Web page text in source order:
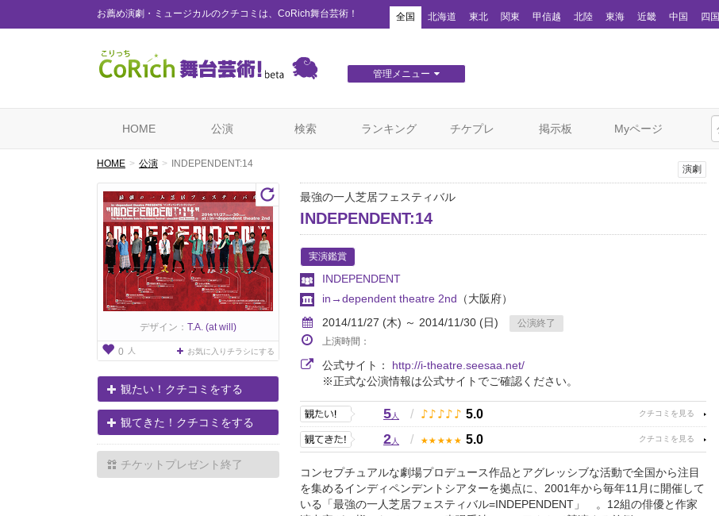
お薦め演劇・ミュージカルのクチコミは、CoRich舞台芸術！ 全国 北海道 東北 関東 甲信越 北陸 東海 近畿 中国 四国
管理メニュー
HOME 公演 検索 ランキング チケプレ 掲示板 Myページ
HOME 公演 INDEPENDENT:14
デザイン： T.A. (at will)
0 人 お気に入りチラシにする
観たい！クチコミをする
観てきた！クチコミをする
チケットプレゼント終了
演劇
最強の一人芝居フェスティバル
INDEPENDENT:14
実演鑑賞
INDEPENDENT
in→dependent theatre 2nd （大阪府）
2014/11/27 (木) ～ 2014/11/30 (日)
公演終了
上演時間：
公式サイト： http://i-theatre.seesaa.net/
※正式な公演情報は公式サイトでご確認ください。
5人 / ♪ ♪ ♪ ♪ ♪ 5.0
2人 / ★ ★ ★ ★ ★ 5.0
コンセプチュアルな劇場プロデュース作品とアグレッシブな活動で全国から注目
を集めるインディペンデントシアターを拠点に、2001年から毎年11月に開催して
いる「最強の一人芝居フェスティバル=INDEPENDENT」 。12組の俳優と作家